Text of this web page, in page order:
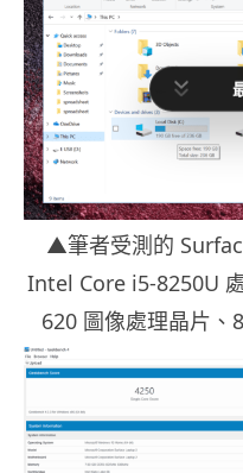
▲筆者受測的
Intel Core i5-8250U
620 圖像處理晶片、